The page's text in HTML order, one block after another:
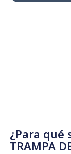
¿Para qué
TRAMPA